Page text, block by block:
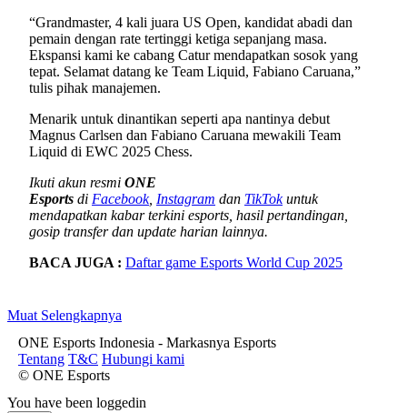
“Grandmaster, 4 kali juara US Open, kandidat abadi dan
pemain dengan rate tertinggi ketiga sepanjang masa.
Ekspansi kami ke cabang Catur mendapatkan sosok yang
tepat. Selamat datang ke Team Liquid, Fabiano Caruana,”
tulis pihak manajemen.
Menarik untuk dinantikan seperti apa nantinya debut
Magnus Carlsen dan Fabiano Caruana mewakili Team
Liquid di EWC 2025 Chess.
Ikuti akun resmi ONE
Esports di Facebook, Instagram dan TikTokuntuk
mendapatkan kabar terkini esports, hasil pertandingan,
gosip transfer dan update harian lainnya.
BACA JUGA : Daftar game Esports World Cup 2025
Muat Selengkapnya
ONE Esports Indonesia - Markasnya Esports
Tentang T&C Hubungi kami
© ONE Esports
You have been loggedin